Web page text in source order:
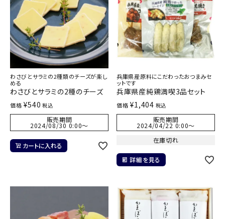
わさびとサラミの2種類のチーズが楽し
める
わさびとサラミの2種のチーズ
価格 ¥540 税込
販売期間
2024/08/30 0:00〜
カートに入れる
兵庫県産原料にこだわったおつまみセ
ットです
兵庫県産純鶏満喫3品セット
価格 ¥1,404 税込
販売期間
2024/04/22 0:00〜
在庫切れ
詳細を見る